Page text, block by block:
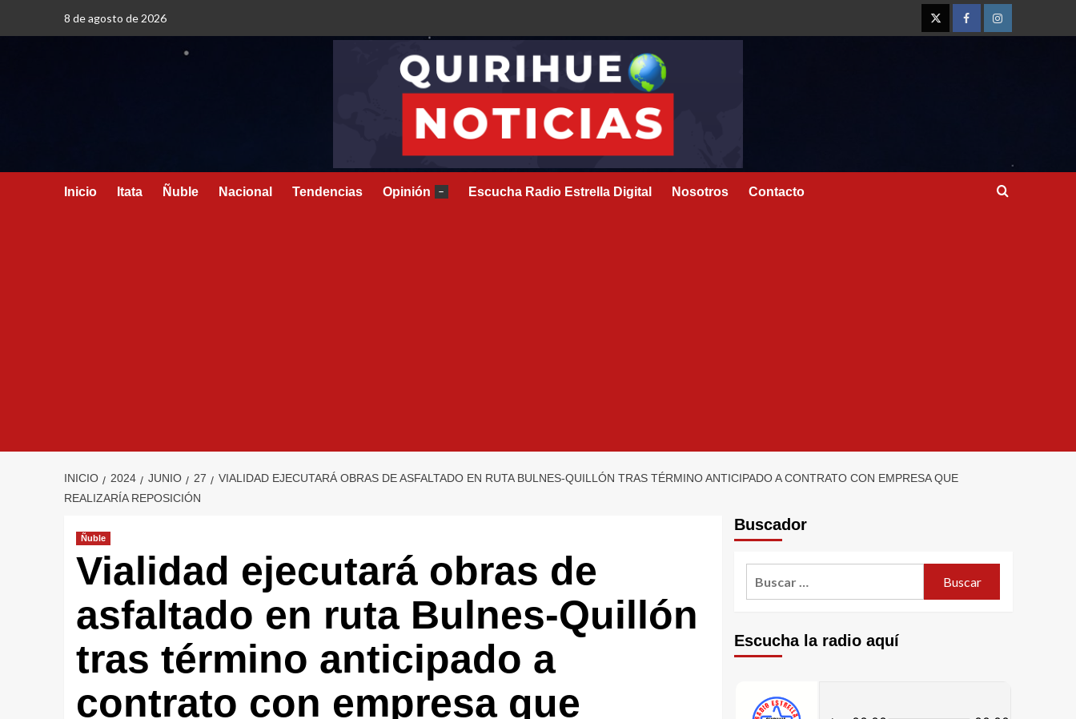
8 de agosto de 2026
Inicio Itata Ñuble Nacional Tendencias Opinión – Escucha Radio Estrella Digital Nosotros Contacto
INICIO 2024 JUNIO 27
VIALIDAD EJECUTARÁ OBRAS DE ASFALTADO EN RUTA BULNES-QUILLÓN TRAS TÉRMINO ANTICIPADO A CONTRATO CON EMPRESA QUE
REALIZARÍA REPOSICIÓN
Ñuble
Vialidad ejecutará obras de
asfaltado en ruta Bulnes-Quillón
tras término anticipado a
contrato con empresa que
Buscador
Escucha la radio aquí